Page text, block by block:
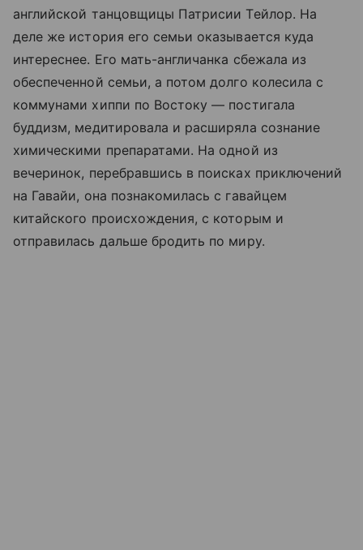
английской танцовщицы Патрисии Тейлор. На
деле же история его семьи оказывается куда
интереснее. Его мать-англичанка сбежала из
обеспеченной семьи, а потом долго колесила с
коммунами хиппи по Востоку — постигала
буддизм, медитировала и расширяла сознание
химическими препаратами. На одной из
вечеринок, перебравшись в поисках приключений
на Гавайи, она познакомилась с гавайцем
китайского происхождения, с которым и
отправилась дальше бродить по миру.